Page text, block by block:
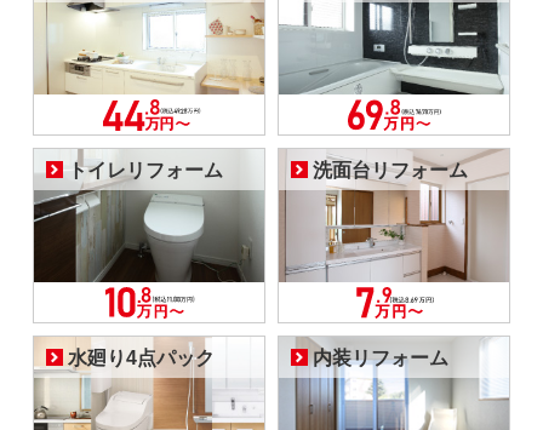
トイレリフォーム 洗面台リフォーム
水廻り4点パック 内装リフォーム